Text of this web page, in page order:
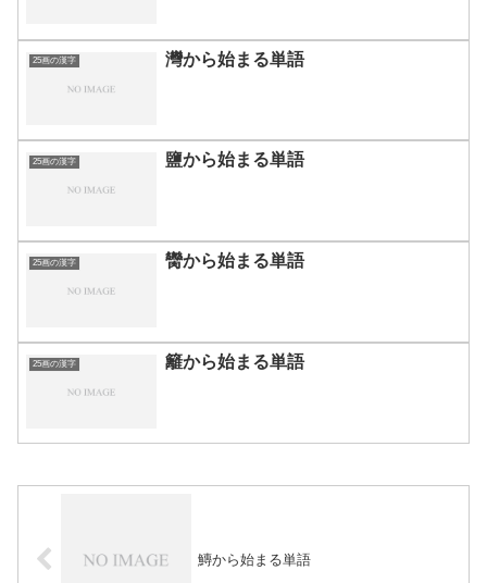
25画の漢字 灣から始まる単語
25画の漢字 鹽から始まる単語
25画の漢字 臠から始まる単語
25画の漢字 籬から始まる単語
鱄から始まる単語